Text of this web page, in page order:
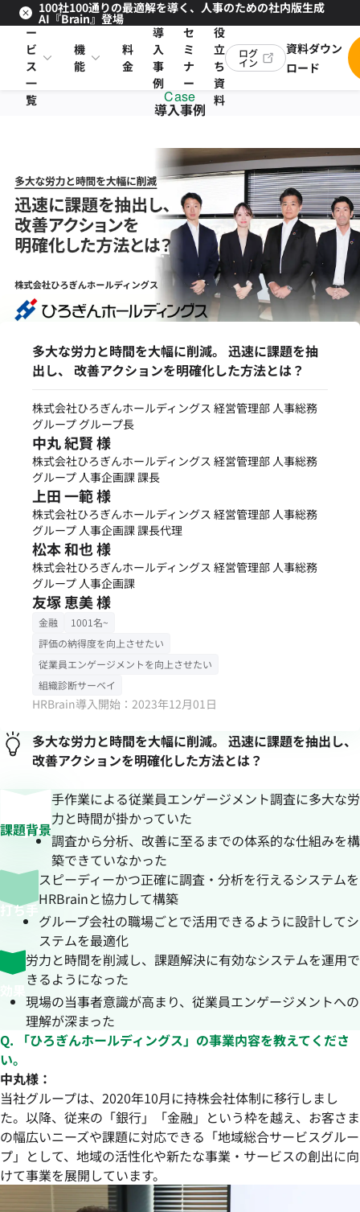
100社100通りの最適解を導く、人事のための社内版生成
AI『Brain』登場
サ
ー
ビ
ス
一
覧
機
能
料
金
導
入
事
例
セ
ミ
ナ
ー
お
役
立
ち
資
料
ログ
イン
資料ダウン
ロード
Case
導入事例
多大な労力と時間を大幅に削減。 迅速に課題を抽
出し、 改善アクションを明確化した方法とは？
株式会社ひろぎんホールディングス 経営管理部 人事総務
グループ グループ長
中丸 紀賢 様
株式会社ひろぎんホールディングス 経営管理部 人事総務
グループ 人事企画課 課長
上田 一範 様
株式会社ひろぎんホールディングス 経営管理部 人事総務
グループ 人事企画課 課長代理
松本 和也 様
株式会社ひろぎんホールディングス 経営管理部 人事総務
グループ 人事企画課
友塚 恵美 様
金融
1001名~
評価の納得度を向上させたい
従業員エンゲージメントを向上させたい
組織診断サーベイ
HRBrain導入開始：2023年12月01日
多大な労力と時間を大幅に削減。 迅速に課題を抽出し、
改善アクションを明確化した方法とは？
課題背景
手作業による従業員エンゲージメント調査に多大な労
力と時間が掛かっていた
調査から分析、改善に至るまでの体系的な仕組みを構
築できていなかった
打ち手
スピーディーかつ正確に調査・分析を行えるシステムを
HRBrainと協力して構築
グループ会社の職場ごとで活用できるように設計してシ
ステムを最適化
労力と時間を削減し、課題解決に有効なシステムを運用で
きるようになった
現場の当事者意識が高まり、従業員エンゲージメントへの
理解が深まった
Q. 「ひろぎんホールディングス」の事業内容を教えてくださ
い。
中丸様：
当社グループは、2020年10月に持株会社体制に移行しまし
た。以降、従来の「銀行」「金融」という枠を越え、お客さま
の幅広いニーズや課題に対応できる「地域総合サービスグルー
プ」として、地域の活性化や新たな事業・サービスの創出に向
けて事業を展開しています。